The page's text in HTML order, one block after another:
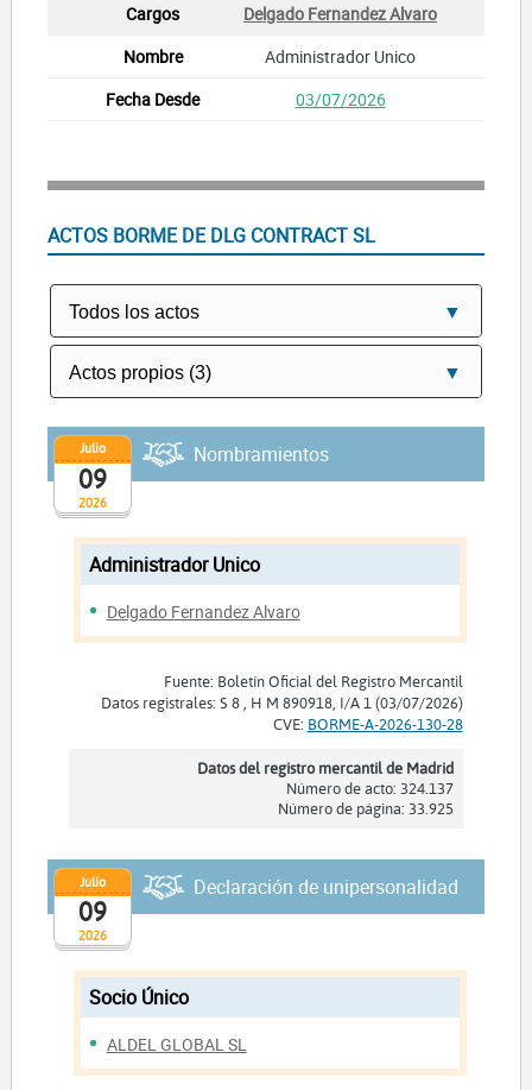
Delgado Fernandez Alvaro
Administrador Unico
03/07/2026
ACTOS BORME DE DLG CONTRACT SL
2026
Julio
09
Nombramientos
Administrador Unico
Delgado Fernandez Alvaro
Fuente: Boletín Oficial del Registro Mercantil
Datos registrales: S 8 , H M 890918, I/A 1 (03/07/2026)
CVE: BORME-A-2026-130-28
Datos del registro mercantil de Madrid
Número de acto: 324.137
Número de página: 33.925
2026
Julio
09
Declaración de unipersonalidad
Socio Único
ALDEL GLOBAL SL